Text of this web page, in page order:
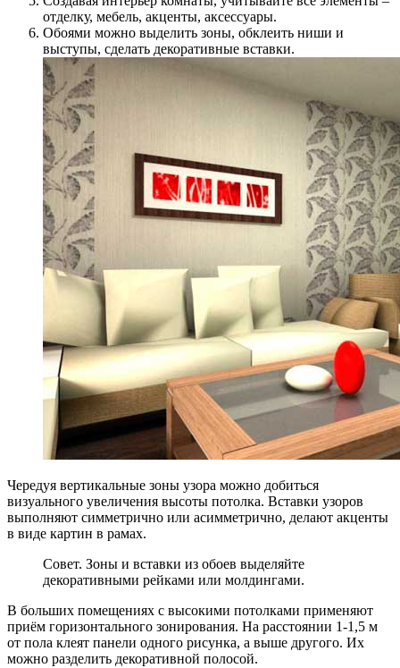
отделку, мебель, акценты, аксессуары.
Обоями можно выделить зоны, обклеить ниши и
выступы, сделать декоративные вставки.
Чередуя вертикальные зоны узора можно добиться
визуального увеличения высоты потолка. Вставки узоров
выполняют симметрично или асимметрично, делают акценты
в виде картин в рамах.
Совет. Зоны и вставки из обоев выделяйте
декоративными рейками или молдингами.
В больших помещениях с высокими потолками применяют
приём горизонтального зонирования. На расстоянии 1-1,5 м
от пола клеят панели одного рисунка, а выше другого. Их
можно разделить декоративной полосой.